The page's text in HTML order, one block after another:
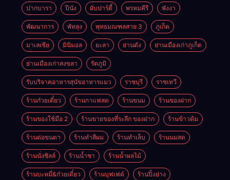
ปากบารา ปีนัง ผับปาร์ตี้ พรหมคีรี พังงา
พัฒนาการ พัทลุง พุทธมณฑลสาย 3 ภูเก็ต
มาเลเซีย มินิมอล ยะลา ย่านดัง ย่านเมืองเก่าภูเก็ต
ย่านเมืองเก่าสงขลา รัตภูมิ
รับบริจาคอาหารสุนัขอาหารแมว ราชบุรี ราชเทวี
ร้านก๋วยเตี๋ยว ร้านกาแฟสด ร้านขนม ร้านของฝาก
ร้านของใช้มือ 2 ร้านขายของที่ระลึก ของฝาก ร้านข้าวต้ม
ร้านต่อขนตา ร้านทำสีผม ร้านทำเล็บ ร้านนมสด
ร้านนั่งชิลล์ ร้านน้ำชา ร้านน้ำผลไม้
ร้านบะหมี่&ก๋วยเตี๋ยว ร้านบุฟเฟต์ ร้านปิ้งย่าง